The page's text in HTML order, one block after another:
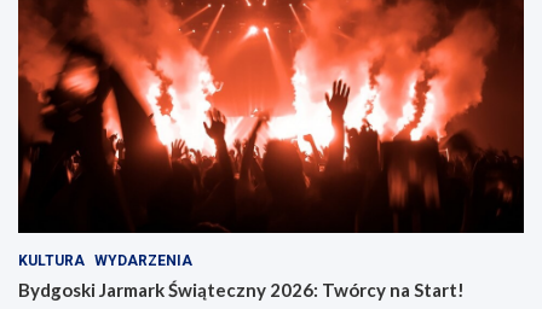
KULTURA WYDARZENIA
Bydgoski Jarmark Świąteczny 2026: Twórcy na Start!